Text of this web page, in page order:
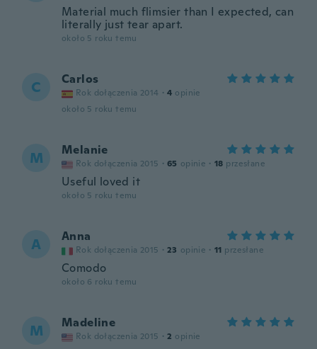
Material much flimsier than I expected, can
literally just tear apart.
około 5 roku temu
C Carlos
Rok dołączenia 2014 · 4 opinie
około 5 roku temu
M Melanie
Rok dołączenia 2015 · 65 opinie · 18 przesłane
Useful loved it
około 5 roku temu
A Anna
Rok dołączenia 2015 · 23 opinie · 11 przesłane
Comodo
około 6 roku temu
M Madeline
Rok dołączenia 2015 · 2 opinie